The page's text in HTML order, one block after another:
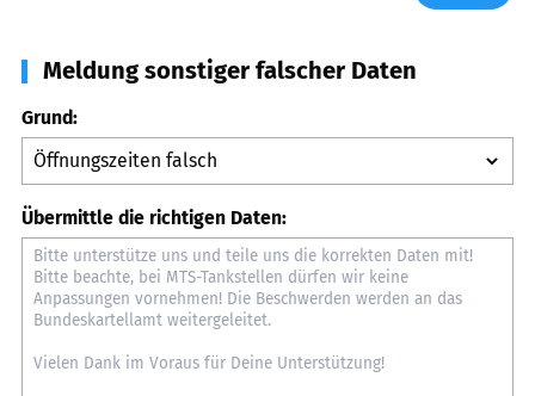
Meldung sonstiger falscher Daten
Grund:
Übermittle die richtigen Daten: